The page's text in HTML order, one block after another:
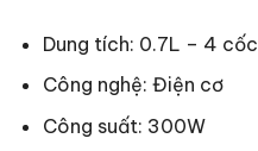
Dung tích: 0.7L – 4 cốc
Công nghệ: Điện cơ
Công suất: 300W